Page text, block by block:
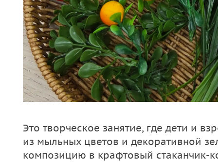
Это творческое занятие, где дети и
из мыльных цветов и декоративной
композицию в крафтовый стаканчик-